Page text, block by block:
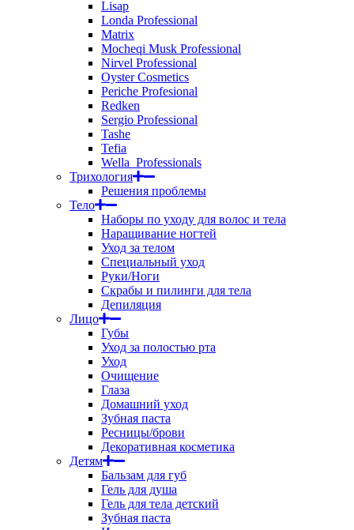
Lisap
Londa Professional
Matrix
Mocheqi Musk Professional
Nirvel Professional
Oyster Cosmetics
Periche Profesional
Redken
Sergio Professional
Tashe
Tefia
Wella_Professionals
Трихология
Решения проблемы
Тело
Наборы по уходу для волос и тела
Наращивание ногтей
Уход за телом
Специальный уход
Руки/Ноги
Скрабы и пилинги для тела
Депиляция
Лицо
Губы
Уход за полостью рта
Уход
Очищение
Глаза
Домашний уход
Зубная паста
Ресницы/брови
Декоративная косметика
Детям
Бальзам для губ
Гель для душа
Гель для тела детский
Зубная паста